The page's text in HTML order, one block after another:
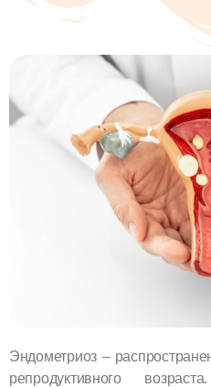
Эндометриоз –
репродуктивного